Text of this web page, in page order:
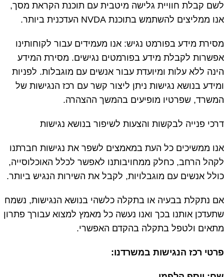
לשם קבלת חוויית גלישה מיטבית עם תוכנת הקראת מסך,
אנו ממליצים להשתמש בתוכנת NVDA העדכנית ביותר.
מסירת מידע בפורמט נגיש: אנו מעמידים עבור לקוחותינו
אפשרות לקבלת מידע בפורמטים נגישים. מסירת המידע
הינה ללא עלות ומיועדת עבור אנשים עם מוגבלות. לפניות
ומידע בנושא נגישות ניתן ליצור קשר עם רכז הנגישות של
המשרד, שפרטיו מופיעים בהמשך ההצהרה.
דרכי פנייה לבקשות והצעות לשיפור בנושא נגישות
אנו ממשיכים כל העת במאמצים לשפר את נגישות חברתנו
לקהל הרחב, כחלק ממחויבותנו לאפשר לכלל האוכלוסייה,
כולל אנשים עם מוגבלויות, לקבל את השירות הנגיש ביותר.
אם נתקלת בבעיה או בתקלה כלשהי בנושא הנגישות, נשמח
שתעדכן אותנו בכך ואנו נעשה כל מאמץ למצוא עבורך פתרון
מתאים ולטפל בתקלה בהקדם האפשרי.
פרטי רכז הנגישות במשרדנו: